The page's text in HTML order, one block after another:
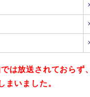
は放送されておらず、
まいました。